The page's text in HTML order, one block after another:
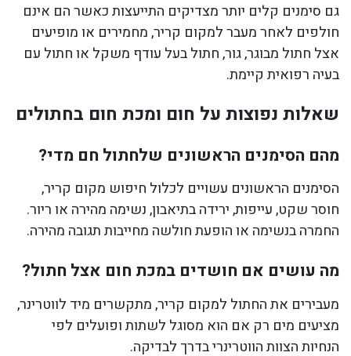
גם סימנים קלים יותר מצדיקים התייעצות כאשר הם אינם
חולפים לאחר מעבר למקום קריר, מחמירים או מופיעים
אצל חתול מבוגר, גור, חתול בעל עודף משקל או חתול עם
בעיה רפואית קיימת.
שאלות נפוצות על חום ומכת חום בחתולים
מהם הסימנים הראשונים שלחתול חם מדי?
הסימנים הראשונים עשויים לכלול חיפוש מקום קריר,
חוסר שקט, עייפות, ירידה בתיאבון, נשימה מהירה או ריור.
החמרה בנשימה או הופעת חולשה מחייבות תגובה מהירה.
מה עושים אם חושדים במכת חום אצל חתול?
מעבירים את החתול למקום קריר, מתקשרים מיד לווטרינר,
מציעים מים רק אם הוא מסוגל לשתות ופועלים לפי
הנחיות הצוות הווטרינרי בדרך לבדיקה.